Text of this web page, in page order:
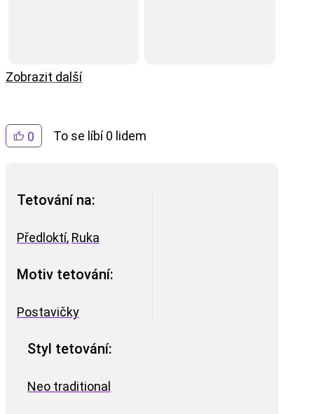
0 To se líbí 0 lidem
Tetování na:
Předloktí, Ruka
Motiv tetování:
Postavičky
Styl tetování:
Neo traditional
Zobrazit další